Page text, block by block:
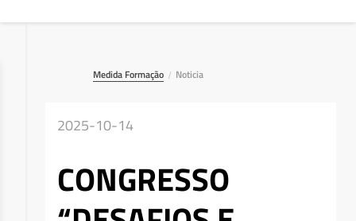
Medida Formação / Noticia
2025-10-14
CONGRESSO